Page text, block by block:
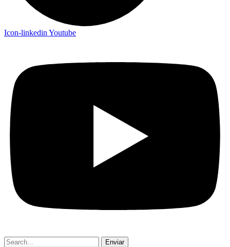
Icon-linkedin Youtube
Enviar